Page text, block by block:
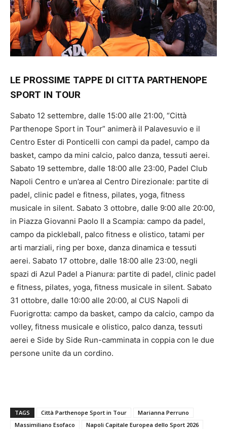
LE PROSSIME TAPPE DI CITTA PARTHENOPE
SPORT IN TOUR
Sabato 12 settembre, dalle 15:00 alle 21:00, “Città
Parthenope Sport in Tour” animerà il Palavesuvio e il
Centro Ester di Ponticelli con campi da padel, campo da
basket, campo da mini calcio, palco danza, tessuti aerei.
Sabato 19 settembre, dalle 18:00 alle 23:00, Padel Club
Napoli Centro e un’area al Centro Direzionale: partite di
padel, clinic padel e fitness, pilates, yoga, fitness
musicale in silent. Sabato 3 ottobre, dalle 9:00 alle 20:00,
in Piazza Giovanni Paolo II a Scampia: campo da padel,
campo da pickleball, palco fitness e olistico, tatami per
arti marziali, ring per boxe, danza dinamica e tessuti
aerei. Sabato 17 ottobre, dalle 18:00 alle 23:00, negli
spazi di Azul Padel a Pianura: partite di padel, clinic padel
e fitness, pilates, yoga, fitness musicale in silent. Sabato
31 ottobre, dalle 10:00 alle 20:00, al CUS Napoli di
Fuorigrotta: campo da basket, campo da calcio, campo da
volley, fitness musicale e olistico, palco danza, tessuti
aerei e Side by Side Run-camminata in coppia con le due
persone unite da un cordino.
TAGS Città Parthenope Sport in Tour
Marianna Perruno
Massimiliano Esofaco
Napoli Capitale Europea dello Sport 2026